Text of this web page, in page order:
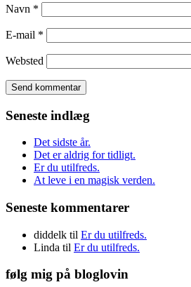
Navn *
E-mail *
Websted
Seneste indlæg
Det sidste år.
Det er aldrig for tidligt.
Er du utilfreds.
At leve i en magisk verden.
Seneste kommentarer
diddelk til Er du utilfreds.
Linda til Er du utilfreds.
følg mig på bloglovin